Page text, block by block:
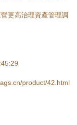
更高治理資產管理調
product/42.html